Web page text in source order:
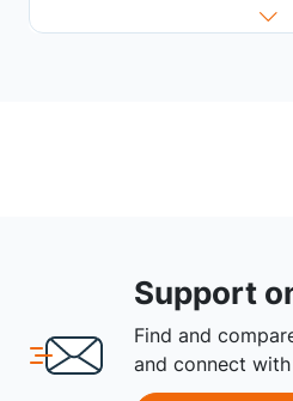
Support
Find and
and connect